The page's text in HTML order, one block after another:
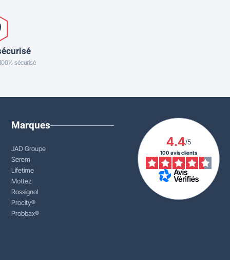
sécurisé
Marques
JAD Groupe
Serem
Lifetime
Mottez
Rossignol
Procity®
Probbax®
4.4/5
100 avis clients